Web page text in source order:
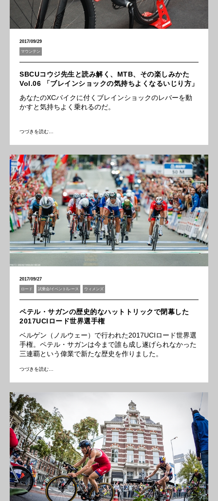
2017/09/29
マウンテン
SBCUコウジ先生と読み解く、MTB、その楽しみかた
Vol.06 「ブレインショックの気持ちよくなるいじり方」
あなたのXCバイクに付くブレインショックのレバーを動
かすと気持ちよく乗れるのだ。
つづきを読む…
2017/09/27
ロード 試乗会/イベント/レース ウィメンズ
ペテル・サガンの歴史的なハットトリックで閉幕した
2017UCIロード世界選手権
ベルゲン（ノルウェー）で行われた2017UCIロード世界選
手権。ペテル・サガンは今まで誰も成し遂げられなかった
三連覇という偉業で新たな歴史を作りました。
つづきを読む…